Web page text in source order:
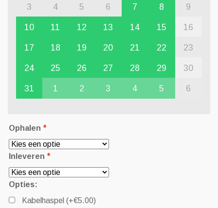
3 4 5 6 7 8 9
10 11 12 13 14 15 16
17 18 19 20 21 22 23
24 25 26 27 28 29 30
31 1 2 3 4 5 6
Ophalen *
Inleveren *
Opties:
Kabelhaspel(+€5.00)